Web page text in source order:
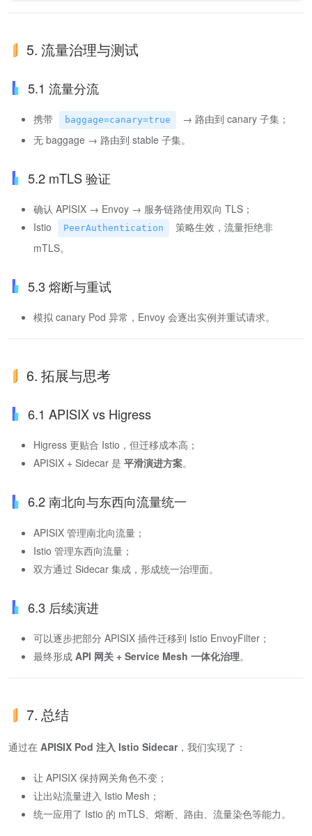
5. 流量治理与测试
5.1 流量分流
携带 baggage=canary=true
→ 路由到 canary 子集；
无 baggage → 路由到 stable 子集。
5.2 mTLS 验证
确认 APISIX → Envoy → 服务链路使用双向 TLS；
Istio
PeerAuthentication
策略生效，流量拒绝非
mTLS。
5.3 熔断与重试
模拟 canary Pod 异常，Envoy 会逐出实例并重试请求。
6. 拓展与思考
6.1 APISIX vs Higress
Higress 更贴合 Istio，但迁移成本高；
APISIX + Sidecar 是 平滑演进方案。
6.2 南北向与东西向流量统一
APISIX 管理南北向流量；
Istio 管理东西向流量；
双方通过 Sidecar 集成，形成统一治理面。
6.3 后续演进
可以逐步把部分 APISIX 插件迁移到 Istio EnvoyFilter；
最终形成 API 网关 + Service Mesh 一体化治理。
7. 总结
通过在 APISIX Pod 注入 Istio Sidecar，我们实现了：
让 APISIX 保持网关角色不变；
让出站流量进入 Istio Mesh；
统一应用了 Istio 的 mTLS、熔断、路由、流量染色等能力。